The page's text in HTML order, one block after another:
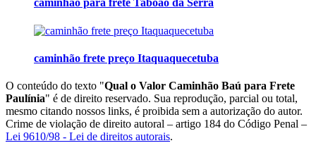
caminhão para frete Taboão da Serra
caminhão frete preço Itaquaquecetuba
O conteúdo do texto "Qual o Valor Caminhão Baú para Frete
Paulínia" é de direito reservado. Sua reprodução, parcial ou total,
mesmo citando nossos links, é proibida sem a autorização do autor.
Crime de violação de direito autoral – artigo 184 do Código Penal –
Lei 9610/98 - Lei de direitos autorais.